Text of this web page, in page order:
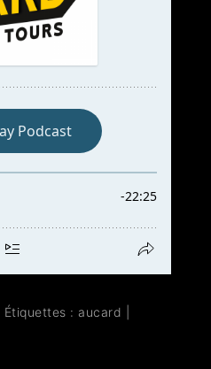
Étiquettes : aucard